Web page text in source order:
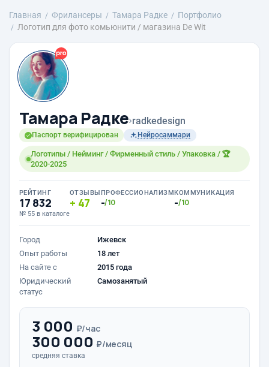
Главная Фрилансеры Тамара Радке
Портфолио
Логотип для фото комьюнити / магазина De Wit
Тамара Радке›radkedesign
Паспорт верифицирован Нейросаммари
Логотипы / Нейминг / Фирменный стиль / Упаковка / 🏆
2020-2025
РЕЙТИНГ
17 832
№ 55 в каталоге
ОТЗЫВЫ
47
ПРОФЕССИОНАЛИЗМ
-/10
КОММУНИКАЦИЯ
-/10
Город
Ижевск
Опыт работы
18 лет
На сайте с
2015 года
Юридический
статус
Самозанятый
3 000 ₽/час
300 000 ₽/месяц
средняя ставка